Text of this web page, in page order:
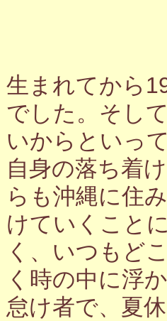
生まれてから
でした。そし
いからといっ
自身の落ち着
らも沖縄に住
けていくこと
く、いつもど
く時の中に浮
怠け者で、夏